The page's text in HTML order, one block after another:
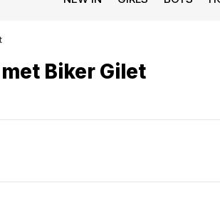
Biker Gilet